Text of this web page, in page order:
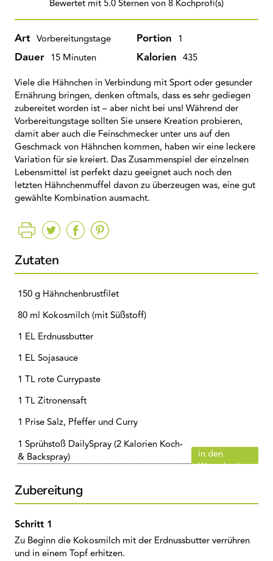
Bewertet mit 5.0 Sternen von 8 Kochprofi(s)
Art Vorbereitungstage Portion 1
Dauer 15 Minuten Kalorien 435
Viele die Hähnchen in Verbindung mit Sport oder gesunder
Ernährung bringen, denken oftmals, dass es sehr gediegen
zubereitet worden ist – aber nicht bei uns! Während der
Vorbereitungstage sollten Sie unsere Kreation probieren,
damit aber auch die Feinschmecker unter uns auf den
Geschmack von Hähnchen kommen, haben wir eine leckere
Variation für sie kreiert. Das Zusammenspiel der einzelnen
Lebensmittel ist perfekt dazu geeignet auch noch den
letzten Hähnchenmuffel davon zu überzeugen was, eine gut
gewählte Kombination ausmacht.
Zutaten
150 g Hähnchenbrustfilet
80 ml Kokosmilch (mit Süßstoff)
1 EL Erdnussbutter
1 EL Sojasauce
1 TL rote Currypaste
1 TL Zitronensaft
1 Prise Salz, Pfeffer und Curry
1 Sprühstoß DailySpray (2 Kalorien Koch-
& Backspray)
in den
Warenkorb
Zubereitung
Zu Beginn die Kokosmilch mit der Erdnussbutter verrühren
und in einem Topf erhitzen.